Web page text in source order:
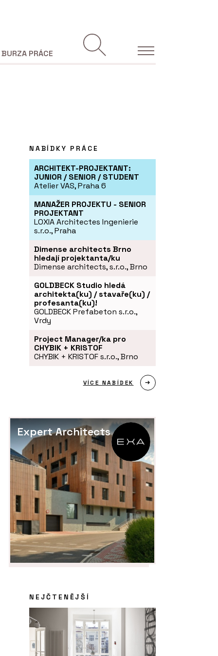
BURZA PRÁCE
NABÍDKY PRÁCE
ARCHITEKT-PROJEKTANT:
JUNIOR / SENIOR / STUDENT
Atelier VAS, Praha 6
MANAŽER PROJEKTU - SENIOR
PROJEKTANT
LOXIA Architectes Ingenierie
s.r.o., Praha
Dimense architects Brno
hledají projektanta/ku
Dimense architects, s.r.o., Brno
GOLDBECK Studio hledá
architekta(ku) / stavaře(ku) /
profesanta(ku)!
GOLDBECK Prefabeton s.r.o.,
Vrdy
Project Manager/ka pro
CHYBIK + KRISTOF
CHYBIK + KRISTOF s.r.o., Brno
VÍCE NABÍDEK
Expert Architects
NEJČTENĚJŠÍ